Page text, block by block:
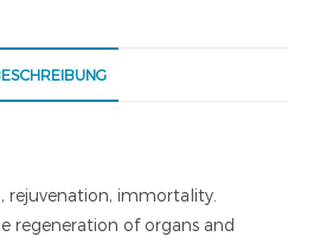
rejuvenation, immortality.
regeneration of organs and